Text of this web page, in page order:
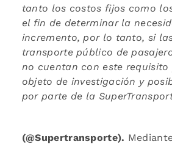
tanto los costos fijos como
el fin de determinar la
incremento, por lo tanto, si
transporte público de
no cuentan con este requisito
objeto de investigación y
por parte de la
(@Supertransporte).